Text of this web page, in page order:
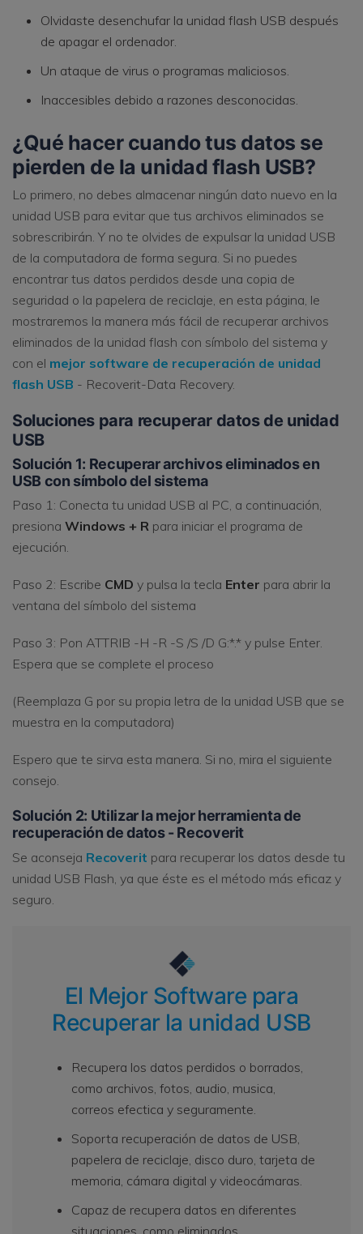
Olvidaste desenchufar la unidad flash USB después
de apagar el ordenador.
Un ataque de virus o programas maliciosos.
Inaccesibles debido a razones desconocidas.
¿Qué hacer cuando tus datos se
pierden de la unidad flash USB?
Lo primero, no debes almacenar ningún dato nuevo en la
unidad USB para evitar que tus archivos eliminados se
sobrescribirán. Y no te olvides de expulsar la unidad USB
de la computadora de forma segura. Si no puedes
encontrar tus datos perdidos desde una copia de
seguridad o la papelera de reciclaje, en esta página, le
mostraremos la manera más fácil de recuperar archivos
eliminados de la unidad flash con símbolo del sistema y
con el mejor software de recuperación de unidad
flash USB - Recoverit-Data Recovery.
Soluciones para recuperar datos de unidad
USB
Solución 1: Recuperar archivos eliminados en
USB con símbolo del sistema
Paso 1: Conecta tu unidad USB al PC, a continuación,
presiona Windows + R para iniciar el programa de
ejecución.
Paso 2: Escribe CMD y pulsa la tecla Enter para abrir la
ventana del símbolo del sistema
Paso 3: Pon ATTRIB -H -R -S /S /D G:*.* y pulse Enter.
Espera que se complete el proceso
(Reemplaza G por su propia letra de la unidad USB que se
muestra en la computadora)
Espero que te sirva esta manera. Si no, mira el siguiente
consejo.
Solución 2: Utilizar la mejor herramienta de
recuperación de datos - Recoverit
Se aconseja Recoverit para recuperar los datos desde tu
unidad USB Flash, ya que éste es el método más eficaz y
seguro.
El Mejor Software para
Recuperar la unidad USB
Recupera los datos perdidos o borrados,
como archivos, fotos, audio, musica,
correos efectica y seguramente.
Soporta recuperación de datos de USB,
papelera de reciclaje, disco duro, tarjeta de
memoria, cámara digital y videocámaras.
Capaz de recupera datos en diferentes
situaciones, como eliminados,